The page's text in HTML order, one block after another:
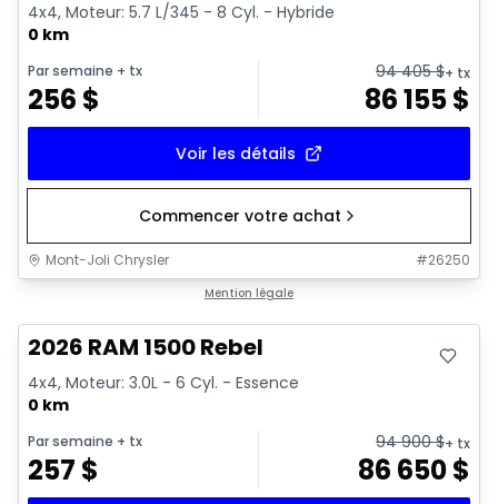
4x4, Moteur: 5.7 L/345 - 8 Cyl. - Hybride
0 km
Par semaine + tx
256 $
94 405$+ tx
86 155$
Voir les détails
Commencer votre achat
Mont-Joli Chrysler #26250
Mention légale
2026 RAM 1500 Rebel
4x4, Moteur: 3.0L - 6 Cyl. - Essence
0 km
Par semaine + tx
257 $
94 900$+ tx
86 650$